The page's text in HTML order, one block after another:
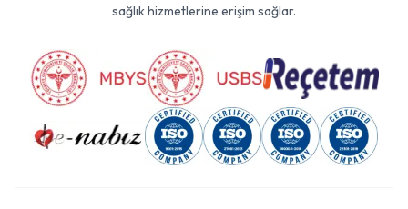
sağlık hizmetlerine erişim sağlar.